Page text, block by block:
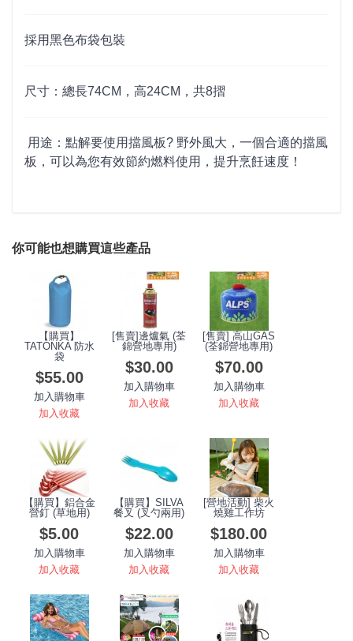
採用黑色布袋包裝
尺寸：總長74CM，高24CM，共8摺
用途：點解要使用擋風板? 野外風大，一個合適的擋風
板，可以為您有效節約燃料使用，提升烹飪速度！
你可能也想購買這些產品
【購買】
TATONKA 防水
袋
$55.00
加入購物車
加入收藏
[售賣]邊爐氣 (荃
錦營地專用)
$30.00
加入購物車
加入收藏
[售賣] 高山GAS
(荃錦營地專用)
$70.00
加入購物車
加入收藏
【購買】鋁合金
營釘 (草地用)
$5.00
加入購物車
加入收藏
【購買】SILVA
餐叉 (叉勺兩用)
$22.00
加入購物車
加入收藏
[營地活動] 柴火
燒雞工作坊
$180.00
加入購物車
加入收藏